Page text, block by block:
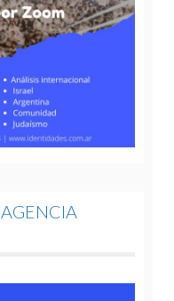
AGENCIA